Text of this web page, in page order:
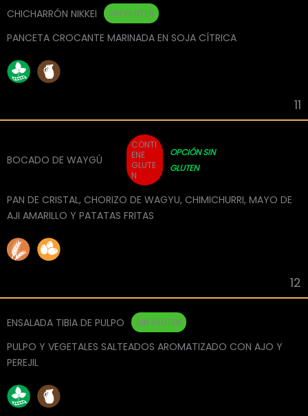
CHICHARRÓN NIKKEI SIN GLUTEN
PANCETA CROCANTE MARINADA EN SOJA CÍTRICA
11
BOCADO DE WAYGÚ
CONTI
ENE
GLUTE
N
OPCIÓN SIN
GLUTEN
PAN DE CRISTAL, CHORIZO DE WAGYU, CHIMICHURRI, MAYO DE
AJI AMARILLO Y PATATAS FRITAS
12
ENSALADA TIBIA DE PULPO SIN GLUTEN
PULPO Y VEGETALES SALTEADOS AROMATIZADO CON AJO Y
PEREJIL